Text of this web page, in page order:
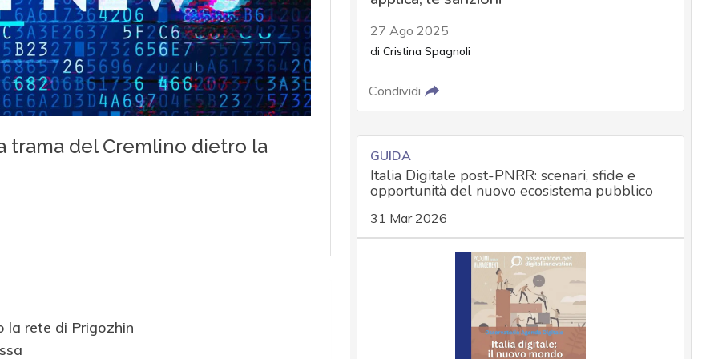
la rete di Prigozhin
27 Ago 2025
di Cristina Spagnoli
Condividi
GUIDA
Italia Digitale post-PNRR: scenari, sfide e
opportunità del nuovo ecosistema pubblico
31 Mar 2026